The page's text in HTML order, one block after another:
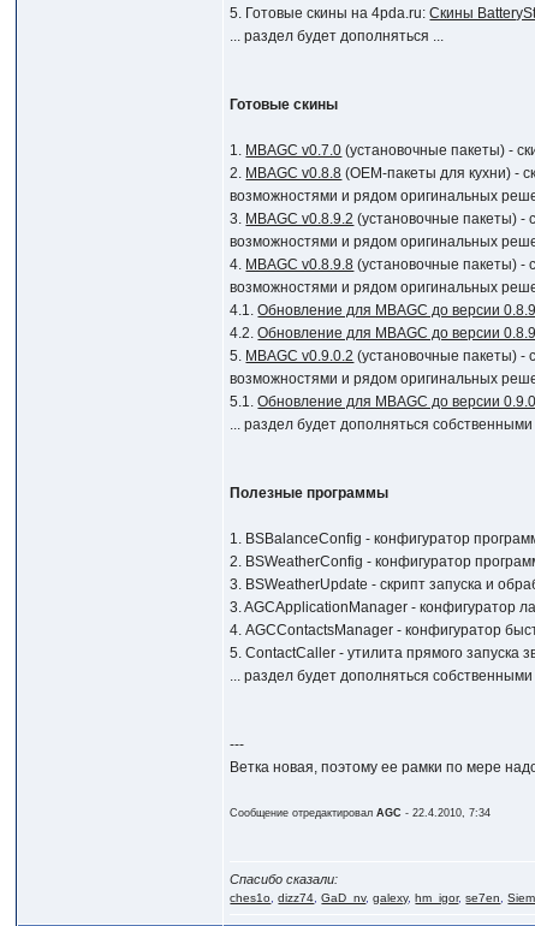
5. Готовые скины на 4pda.ru:Скины
... раздел будет дополняться ...
Готовые скины
1. MBAGC v0.7.0 (установочные пакеты) -
2. MBAGC v0.8.8 (OEM-пакеты для кухни) -
возможностями и рядом оригинальных
3. MBAGC v0.8.9.2 (установочные пакеты) -
возможностями и рядом оригинальных
4. MBAGC v0.8.9.8 (установочные пакеты) -
возможностями и рядом оригинальных
4.1.Обновление для MBAGC до версии
4.2.Обновление для MBAGC до версии
5. MBAGC v0.9.0.2 (установочные пакеты) -
возможностями и рядом оригинальных
5.1.Обновление для MBAGC до версии
... раздел будет дополняться
Полезные программы
1. BSBalanceConfig - конфигуратор
2. BSWeatherConfig - конфигуратор
3. BSWeatherUpdate - скрипт запуска и
3. AGCApplicationManager - конфигуратор
4. AGCContactsManager - конфигуратор
5. ContactCaller - утилита прямого запуска
... раздел будет дополняться
---
Ветка новая, поэтому ее рамки по мере
Сообщение отредактировалAGC - 22.4.2010, 7:34
Спасибо сказали:
ches1o ,dizz74 ,GaD_nv,galexy,hm_igor,se7en ,